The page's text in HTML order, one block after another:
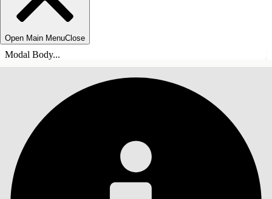
Open Main MenuClose
Modal Body...
INHALT